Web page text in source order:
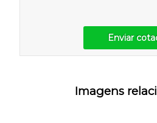
Enviar
Imagens